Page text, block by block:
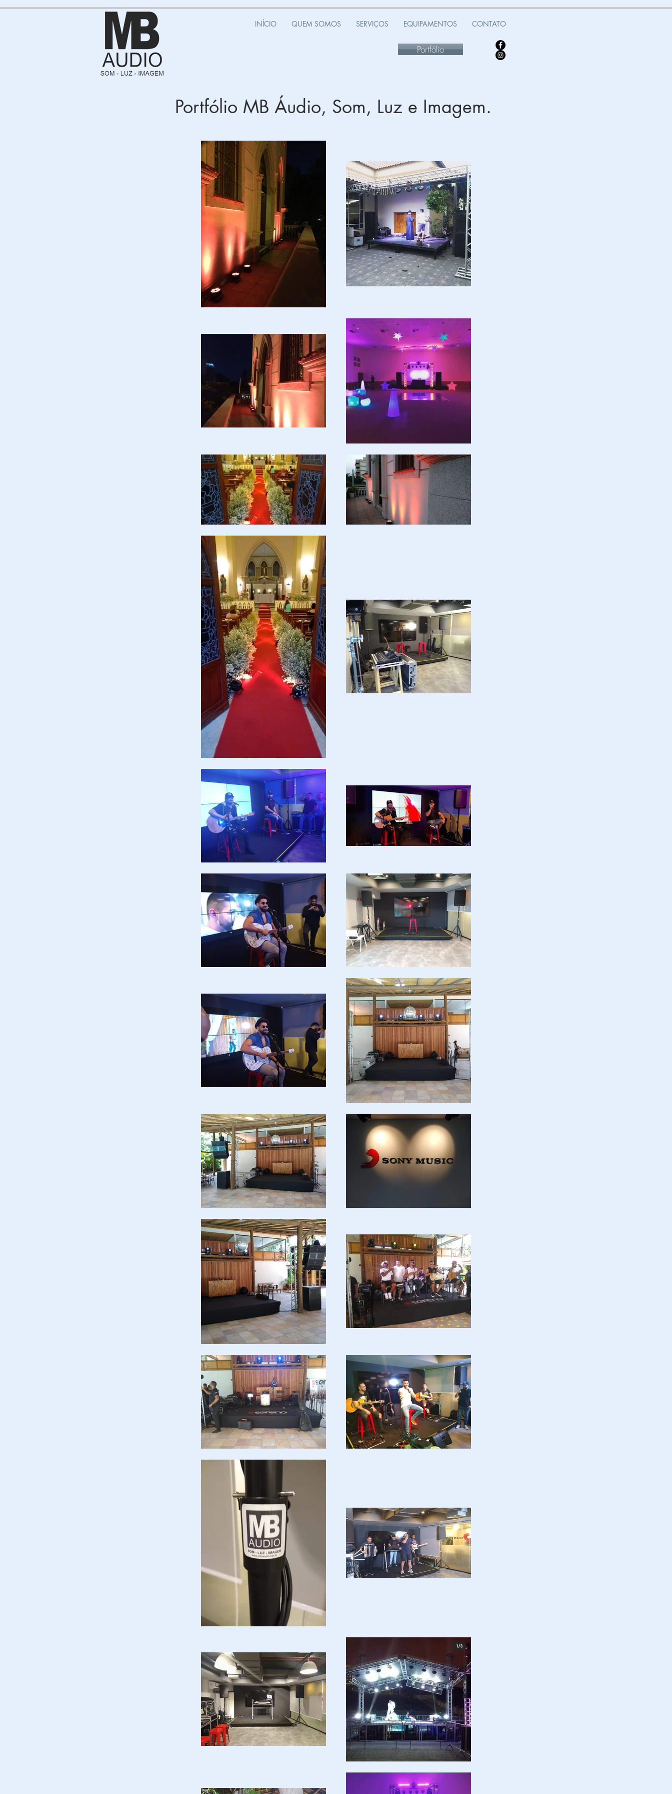
INÍCIO QUEM SOMOS SERVIÇOS EQUIPAMENTOS CONTATO
Portfólio
Portfólio MB Áudio, Som, Luz e Imagem.